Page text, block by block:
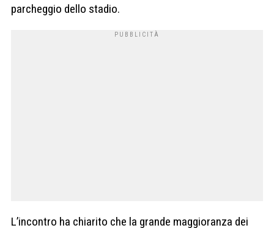
parcheggio dello stadio.
L’incontro ha chiarito che la grande maggioranza dei